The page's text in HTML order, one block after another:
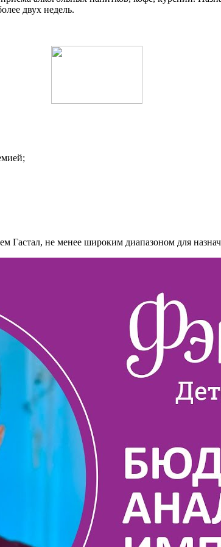
двух недель.
Гастал, не менее широким диапазоном для